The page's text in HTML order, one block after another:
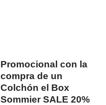
Promocional con la
compra de un
Colchón el Box
Sommier SALE 20%